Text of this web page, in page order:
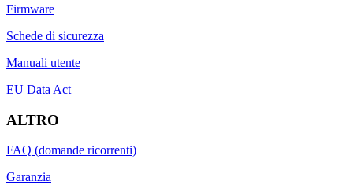
Firmware
Schede di sicurezza
Manuali utente
EU Data Act
ALTRO
FAQ (domande ricorrenti)
Garanzia